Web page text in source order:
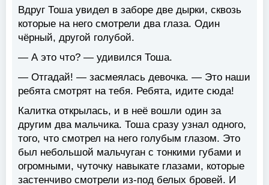
Вдруг Тоша увидел в заборе две дырки, сквозь
которые на него смотрели два глаза. Один
чёрный, другой голубой.
— А это что? — удивился Тоша.
— Отгадай! — засмеялась девочка. — Это наши
ребята смотрят на тебя. Ребята, идите сюда!
Калитка открылась, и в неё вошли один за
другим два мальчика. Тоша сразу узнал одного,
того, что смотрел на него голубым глазом. Это
был небольшой мальчуган с тонкими губами и
огромными, чуточку навыкате глазами, которые
застенчиво смотрели из-под белых бровей. И